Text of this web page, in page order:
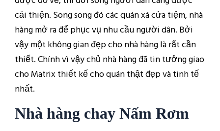
cải thiện. Song song đó các quán xá cửa tiệm, nhà
hàng mở ra để phục vụ nhu cầu người dân. Bởi
vậy một không gian đẹp cho nhà hàng là rất cần
thiết. Chính vì vậy chủ nhà hàng đã tin tưởng giao
cho Matrix thiết kế cho quán thật đẹp và tinh tế
nhất.
Nhà hàng chay Nấm Rơm